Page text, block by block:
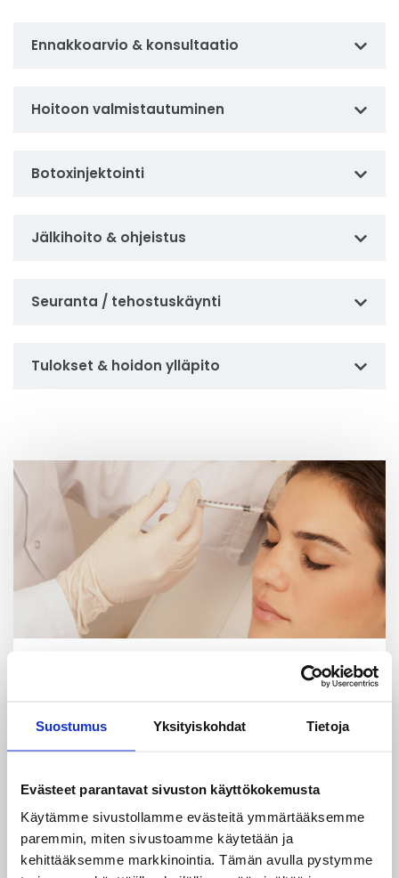
Suostumus Yksityiskohdat Tietoja
Evästeet parantavat sivuston käyttökokemusta
Käytämme sivustollamme evästeitä ymmärtääksemme
paremmin, miten sivustoamme käytetään ja
kehittääksemme markkinointia. Tämän avulla pystymme
Ennakkoarvio & konsultaatio
Hoitoon valmistautuminen
Botoxinjektointi
Jälkihoito & ohjeistus
Seuranta / tehostuskäynti
Tulokset & hoidon ylläpito
vasta-aiheet
Botuliinihoito voi olla sopiva ratkaisu, kun
ehkäistä ja korjata ikääntymisestä johtuvia
muutoksia.
Ennen hoitoa arvioimme aina potilaan
terveydentilan, lääkitykset ja toiveet